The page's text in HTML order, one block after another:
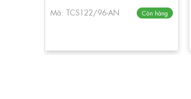
Mã: TCS122/96-AN Còn hàng